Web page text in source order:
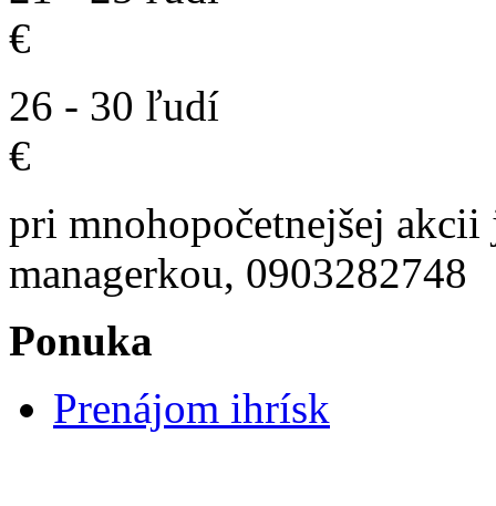
€
26 - 30
€
pri mnohopočetnejšej akcii
managerkou, 0903282748
Ponuka
Prenájom ihrísk